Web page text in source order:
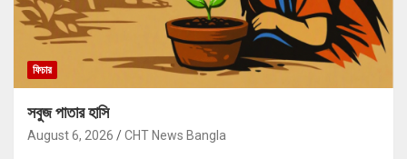
ফিচার
সবুজ পাতার হাসি
August 6, 2026 CHT News Bangla